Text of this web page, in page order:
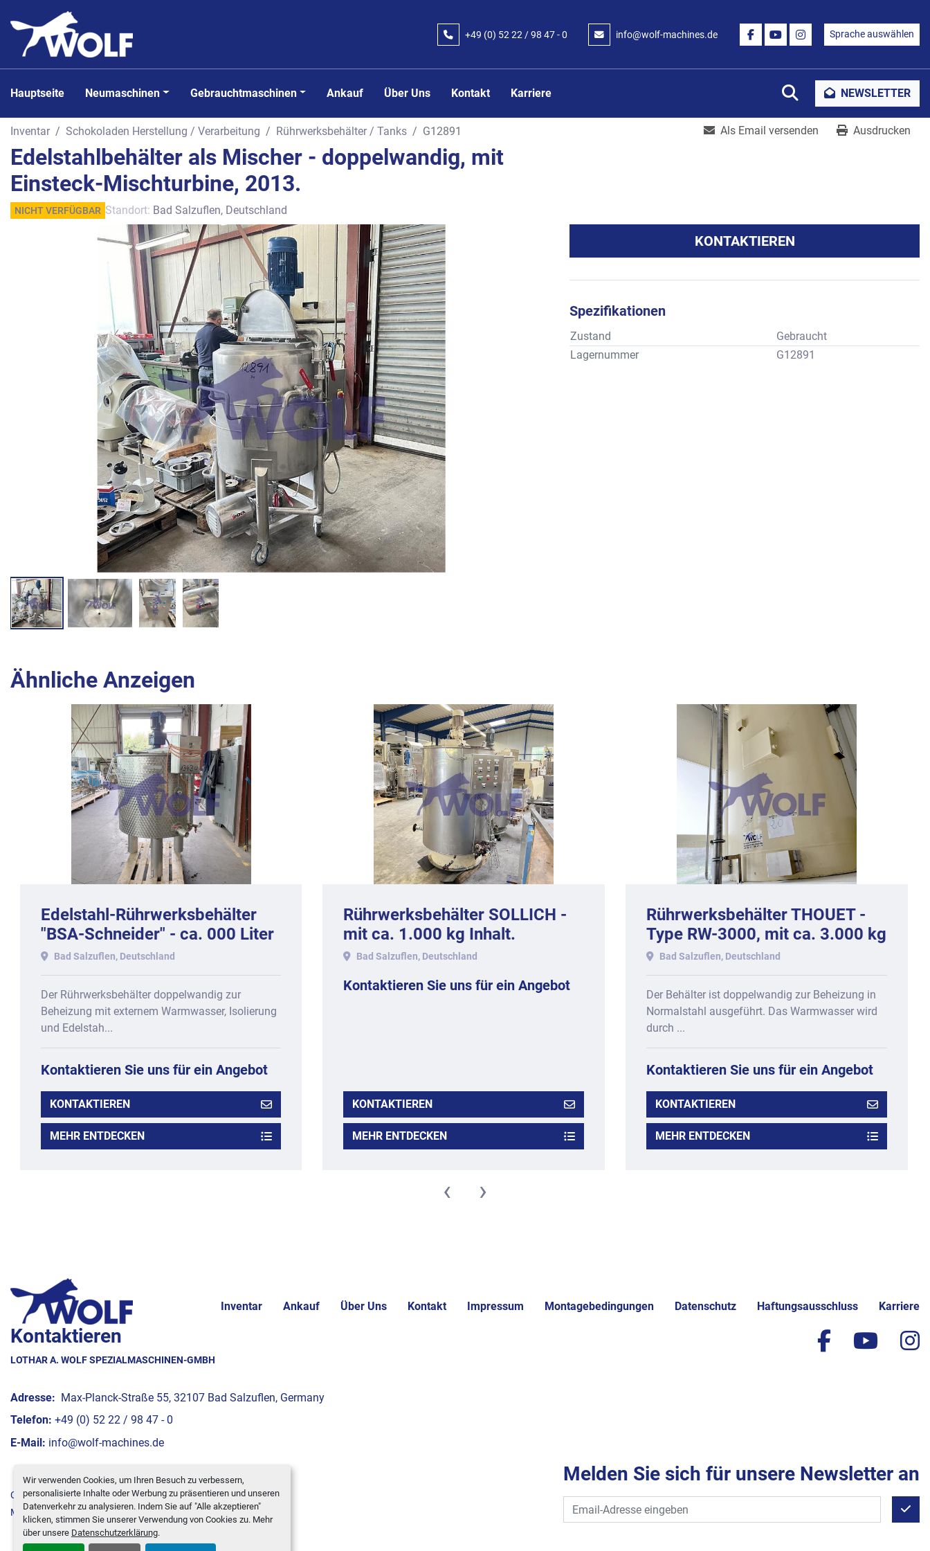
Wir verwenden Cookies, um Ihren Besuch zu verbessern,
personalisierte Inhalte oder Werbung zu präsentieren und unseren
Datenverkehr zu analysieren. Indem Sie auf "Alle akzeptieren"
klicken, stimmen Sie unserer Verwendung von Cookies zu. Mehr
über unsere Datenschutzerklärung.
+49 (0) 52 22 / 98 47 - 0 info@wolf-machines.de
FACEBOOK
YOUTUBEINSTAGRAM
Sprache auswählen
Hauptseite Neumaschinen Gebrauchtmaschinen Ankauf Über Uns Kontakt Karriere SucheNEWSLETTER
Inventar Schokoladen Herstellung / Verarbeitung Rührwerksbehälter / Tanks G12891 Als Email versenden Ausdrucken
Edelstahlbehälter als Mischer - doppelwandig, mit
Einsteck-Mischturbine, 2013.
NICHT VERFÜGBAR Standort: Bad Salzuflen, Deutschland
KONTAKTIEREN
Spezifikationen
Zustand
Gebraucht
Lagernummer
G12891
Ähnliche Anzeigen
Edelstahl-Rührwerksbehälter
"BSA-Schneider" - ca. 000 Liter
Inhalt, doppelwandig.
Bad Salzuflen, Deutschland
Der Rührwerksbehälter doppelwandig zur
Beheizung mit externem Warmwasser, Isolierung
und Edelstah...
Kontaktieren Sie uns für ein Angebot
KONTAKTIEREN
MEHR ENTDECKEN
Rührwerksbehälter SOLLICH -
mit ca. 1.000 kg Inhalt.
Bad Salzuflen, Deutschland
Kontaktieren Sie uns für ein Angebot
KONTAKTIEREN
MEHR ENTDECKEN
Rührwerksbehälter THOUET -
Type RW-3000, mit ca. 3.000 kg
Inhalt.
Bad Salzuflen, Deutschland
Der Behälter ist doppelwandig zur Beheizung in
Normalstahl ausgeführt. Das Warmwasser wird
durch ...
Kontaktieren Sie uns für ein Angebot
KONTAKTIEREN
MEHR ENTDECKEN
‹ ›
Inventar Ankauf Über Uns Kontakt Impressum Montagebedingungen Datenschutz Haftungsausschluss Karriere
Kontaktieren
LOTHAR A. WOLF SPEZIALMASCHINEN-GMBH
Adresse: Max-Planck-Straße 55, 32107 Bad Salzuflen, Germany
Telefon: +49 (0) 52 22 / 98 47 - 0
E-Mail: info@wolf-machines.de
Cookie-Einstellungen
Machinio System-Website vonMachinio
facebook
Melden Sie sich für unsere Newsletter an